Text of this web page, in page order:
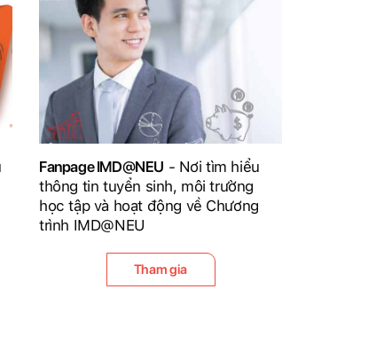
Fanpage IMD@NEU - Nơi tìm hiểu
thông tin tuyển sinh, môi trường
học tập và hoạt động về Chương
trình IMD@NEU
Tham gia